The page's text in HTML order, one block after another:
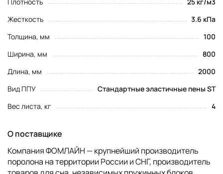
Жесткость
3.6 кПа
Толщина, мм
100
Ширина, мм
800
Длина, мм
2000
Вид ППУ
Стандартные эластичные пены ST
Вес листа, кг
4
О поставщике
Компания ФОМЛАЙН — крупнейший производитель
поролона на территории России и СНГ, производитель